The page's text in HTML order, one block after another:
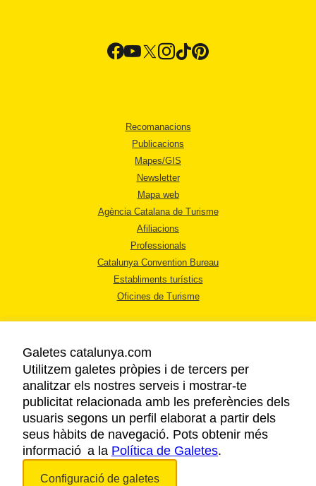
Recomanacions
Publicacions
Mapes/GIS
Newsletter
Mapa web
Agència Catalana de Turisme
Afiliacions
Professionals
Catalunya Convention Bureau
Establiments turístics
Oficines de Turisme
AVÍS LEGAL
POLÍTICA DE PRIVACITAT
COOKIES
ACCESSIBILITAT
Galetes catalunya.com
Utilitzem galetes pròpies i de tercers per
analitzar els nostres serveis i mostrar-te
publicitat relacionada amb les preferències dels
usuaris segons un perfil elaborat a partir dels
seus hàbits de navegació. Pots obtenir més
informació a la Política de Galetes.
Configuració de galetes